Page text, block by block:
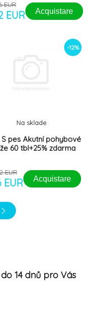
EUR
EUR Acquistare
-12%
S pes Akutní pohybové
60 tbl+25% zdarma
Na sklade
EUR
EUR Acquistare
14 dnů pro Vás